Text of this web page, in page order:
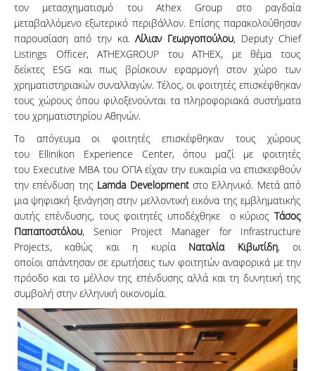
τον μετασχηματισμό του Athex Group στο ραγδαία
μεταβαλλόμενο εξωτερικό περιβάλλον. Επίσης παρακολούθησαν
παρουσίαση από την κα.Λίλιαν Γεωργοπούλου, Deputy Chief
Listings Officer, ATHEXGROUP του ATHEX, με θέμα τους
δείκτες ESG και πως βρίσκουν εφαρμογή στον χώρο των
χρηματιστηριακών συναλλαγών. Τέλος, οι φοιτητές επισκέφθηκαν
τους χώρους όπου φιλοξενούνται τα πληροφοριακά συστήματα
του χρηματιστηρίου Αθηνών.
Το απόγευμα οι φοιτητές επισκέφθηκαν τους χώρους
του Ellinikon Experience Center, όπου μαζί με φοιτητές
του Executive MBA του ΟΠΑ είχαν την ευκαιρία να επισκεφθούν
την επένδυση της Lamda Developmentστο Ελληνικό. Μετά από
μια ψηφιακή ξενάγηση στην μελλοντική εικόνα της εμβληματικής
αυτής επένδυσης, τους φοιτητές υποδέχθηκε ο κύριος Τάσος
Παπαποστόλου, Senior Project Manager for Infrastructure
Projects, καθώς και η κυρία Ναταλία Κιβωτίδη, οι
οποίοι απάντησαν σε ερωτήσεις των φοιτητών αναφορικά με την
πρόοδο και το μέλλον της επένδυσης αλλά και τη δυνητική της
συμβολή στην ελληνική οικονομία.